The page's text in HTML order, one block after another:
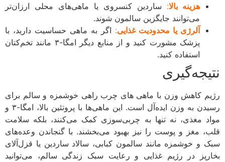
هزینه بالا: ساردین کنسروی یا ماهی‌های محلی ارزان‌تر
می‌توانند جایگزین سالمون شوند.
آلرژی یا محدودیت غذایی:اگر به ماهی حساسیت دارید، با
پزشک مشورت کنید و از منابع دیگر امگا-۳ مانند تخم‌کتان
استفاده کنید.
کاهش وزن با ماهی های چرب راهی خوشمزه و سالم برای
رسیدن به وزن ایده‌آل است. این ماهی‌ها با پروتئین بالا، امگا-۳ و
مغذی، نه تنها به چربی‌سوزی کمک می‌کنند، بلکه سلامت
مغز و پوست را نیز بهبود می‌بخشند. با گنجاندن وعده‌های
و خوشمزه مانند سالمون کبابی، سالاد ساردین یا قزل‌آلای
در رژیم غذایی و رعایت سبک زندگی سالم، می‌توانید